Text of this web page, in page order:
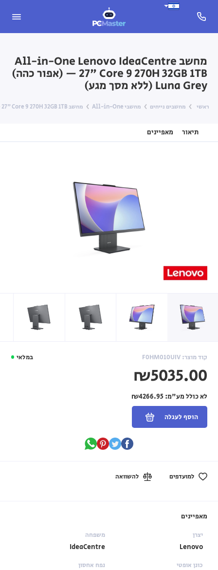
מחשב All-in-One Lenovo IdeaCentre
27" Core 9 270H 32GB 1TB — (אפור כהה)
Luna Grey (ללא מסך מגע)
ראשי מחשבים נייחים מחשבי All-in-One מחשב All-in-One Lenovo IdeaCentre 27" Core 9 270H 32GB 1TB — (אפור כהה) Luna Grey (ללא מסך מגע)
תיאור מאפיינים
במלאי קוד מוצר: F0HM010UIV
₪5035.00
לא כולל מע"מ:₪4266.95
הוסף לעגלה
למועדפים להשוואה
מאפיינים
יצרן
Lenovo
משפחה
IdeaCentre
כונן אופטי נפח אחסון